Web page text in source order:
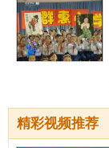
精彩视频推荐